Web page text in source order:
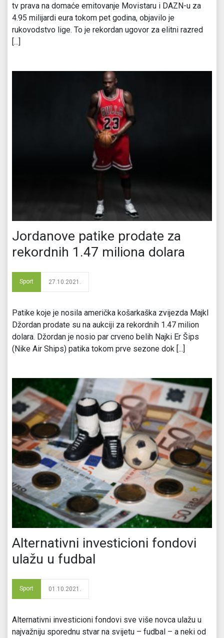
tv prava na domaće emitovanje Movistaru i DAZN-u za
4.95 milijardi eura tokom pet godina, objavilo je
rukovodstvo lige. To je rekordan ugovor za elitni razred
[...]
Jordanove patike prodate za
rekordnih 1.47 miliona dolara
Sport 27.10.2021.
Patike koje je nosila američka košarkaška zvijezda Majkl
Džordan prodate su na aukciji za rekordnih 1.47 milion
dolara. Džordan je nosio par crveno belih Najki Er Šips
(Nike Air Ships) patika tokom prve sezone dok [...]
Alternativni investicioni fondovi
ulažu u fudbal
Sport 01.10.2021.
Alternativni investicioni fondovi sve više novca ulažu u
najvažniju sporednu stvar na svijetu – fudbal – a neki od